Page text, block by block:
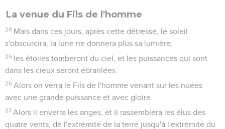
La venue du Fils de l'homme
24 Mais dans ces jours, après cette détresse, le soleil
s'obscurcira, la lune ne donnera plus sa lumière,
25 les étoiles tomberont du ciel, et les puissances qui sont
dans les cieux seront ébranlées.
26 Alors on verra le Fils de l'homme venant sur les nuées
avec une grande puissance et avec gloire.
27 Alors il enverra les anges, et il rassemblera les élus des
quatre vents, de l'extrémité de la terre jusqu'à l'extrémité du